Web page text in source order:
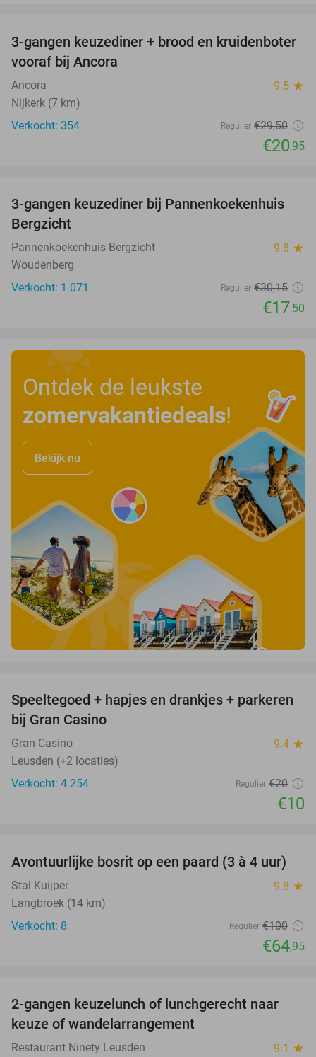
29%
3-gangen keuzediner + brood en kruidenboter
vooraf bij Ancora
Ancora 9.5 star
Nijkerk (7 km)
Verkocht: 354
Regulier €29,50
€20,95
42%
3-gangen keuzediner bij Pannenkoekenhuis
Bergzicht
Pannenkoekenhuis Bergzicht 9.8 star
Woudenberg
Verkocht: 1.071
Regulier €30,15
€17,50
Ontdek de leukste
zomervakantiedeals!
Bekijk nu
50%
Speeltegoed + hapjes en drankjes + parkeren
bij Gran Casino
Gran Casino 9.4 star
Leusden (+2 locaties)
Verkocht: 4.254
Regulier €20
€10
35%
Avontuurlijke bosrit op een paard (3 à 4 uur)
Stal Kuijper 9.8 star
Langbroek (14 km)
Verkocht: 8
Regulier €100
€64,95
39%
2-gangen keuzelunch of lunchgerecht naar
keuze of wandelarrangement
Restaurant Ninety Leusden 9.1 star